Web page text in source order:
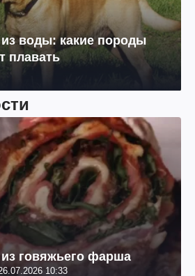
воды: какие породы
плавать
говяжьего фарша
10:33